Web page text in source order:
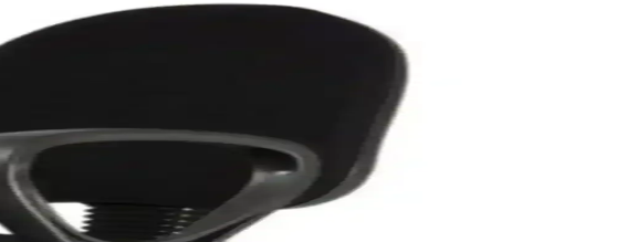
tasarım, ferah ve samimi bir ortam sunuyor.
model daha dayanıklı ve kullanışlı? İşte tüm detaylar.